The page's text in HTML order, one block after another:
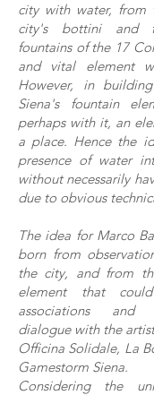
city with water, from
city's bottini and
fountains of the 17
and vital element
However, in
Siena's fountain
perhaps with it, an
a place. Hence the
presence of water
without necessarily
due to obvious
The idea for Marco
born from
the city, and from
element that
associations and
dialogue with the
Officina Solidale, La
Gamestorm Siena.
Considering the